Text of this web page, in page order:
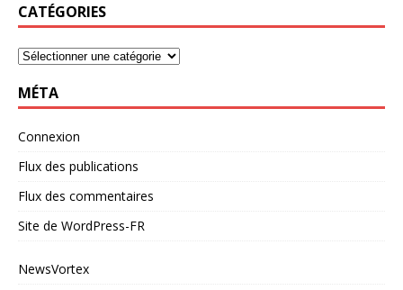
CATÉGORIES
MÉTA
Connexion
Flux des publications
Flux des commentaires
Site de WordPress-FR
NewsVortex